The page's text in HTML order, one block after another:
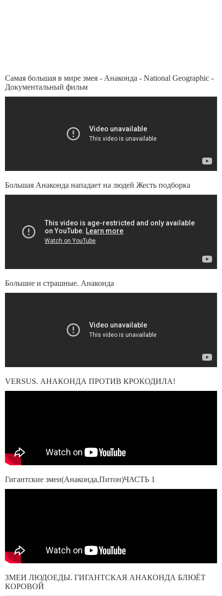
Самая большая в мире змея - Анаконда - National Geographic -
Документальный фильм
Большая Анаконда нападает на людей Жесть подборка
Большие и страшные. Анаконда
VERSUS. АНАКОНДА ПРОТИВ КРОКОДИЛА!
Гигантские змеи(Анаконда,Питон)ЧАСТЬ 1
ЗМЕИ ЛЮДОЕДЫ. ГИГАНТСКАЯ АНАКОНДА БЛЮЁТ
КОРОВОЙ